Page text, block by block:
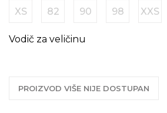
XS 82 90 98 XXS
Vodič za veličinu
PROIZVOD VIŠE NIJE DOSTUPAN